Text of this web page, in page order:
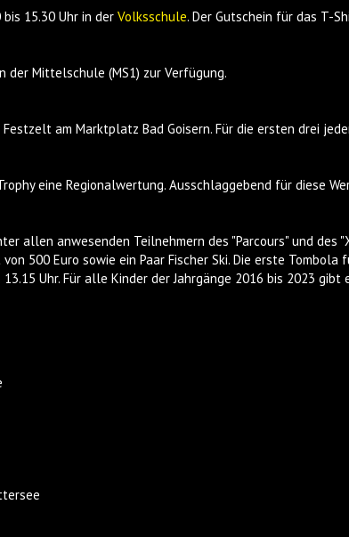
15.30 Uhr in der Volksschule. Der Gutschein für das T-
der Mittelschule (MS1) zur Verfügung.
Festzelt am Marktplatz Bad Goisern. Für die ersten drei
eine Regionalwertung. Ausschlaggebend für diese
allen anwesenden Teilnehmern des "Parcours" und des
500 Euro sowie ein Paar Fischer Ski. Die erste
Uhr. Für alle Kinder der Jahrgänge 2016 bis 2023 gibt